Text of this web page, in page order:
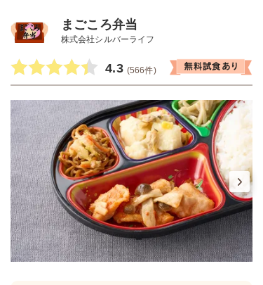
まごころ弁当
株式会社シルバーライフ
4.3 (566件)